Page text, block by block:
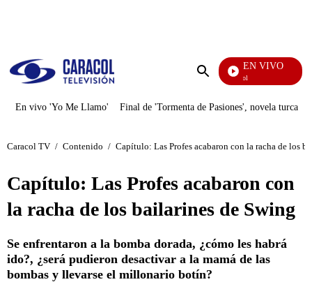
Enviar
EN VIVO
Noticias Caracol
En vivo 'Yo Me Llamo' Final de 'Tormenta de Pasiones', novela turca
Caracol TV / Contenido / Capítulo: Las Profes acabaron con la racha de los
Capítulo: Las Profes acabaron con
la racha de los bailarines de Swing
Se enfrentaron a la bomba dorada, ¿cómo les habrá
ido?, ¿será pudieron desactivar a la mamá de las
bombas y llevarse el millonario botín?